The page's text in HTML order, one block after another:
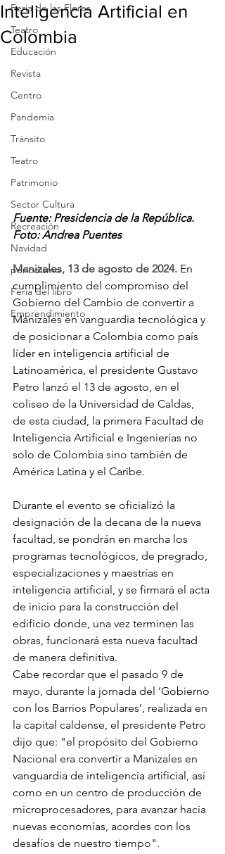
Feria de las Flores
Teatro
Educación
Revista
Centro
Pandemia
Tránsito
Teatro
Patrimonio
Sector Cultura
Recreación
Navidad
periodismo
Feria del libro
Emprendimiento
Inteligencia Artificial en
Colombia
Fuente: Presidencia de la República.
Foto: Andrea Puentes
Manizales, 13 de agosto de 2024. En
cumplimiento del compromiso del
Gobierno del Cambio de convertir a
Manizales en vanguardia tecnológica y
de posicionar a Colombia como país
líder en inteligencia artificial de
Latinoamérica, el presidente Gustavo
Petro lanzó el 13 de agosto, en el
coliseo de la Universidad de Caldas,
de esta ciudad, la primera Facultad de
Inteligencia Artificial e Ingenierías no
solo de Colombia sino también de
América Latina y el Caribe.
Durante el evento se oficializó la
designación de la decana de la nueva
facultad, se pondrán en marcha los
programas tecnológicos, de pregrado,
especializaciones y maestrías en
inteligencia artificial, y se firmará el acta
de inicio para la construcción del
edificio donde, una vez terminen las
obras, funcionará esta nueva facultad
de manera definitiva.
Cabe recordar que el pasado 9 de
mayo, durante la jornada del ‘Gobierno
con los Barrios Populares’, realizada en
la capital caldense, el presidente Petro
dijo que: "el propósito del Gobierno
Nacional era convertir a Manizales en
vanguardia de inteligencia artificial, así
como en un centro de producción de
microprocesadores, para avanzar hacia
nuevas economías, acordes con los
desafíos de nuestro tiempo".